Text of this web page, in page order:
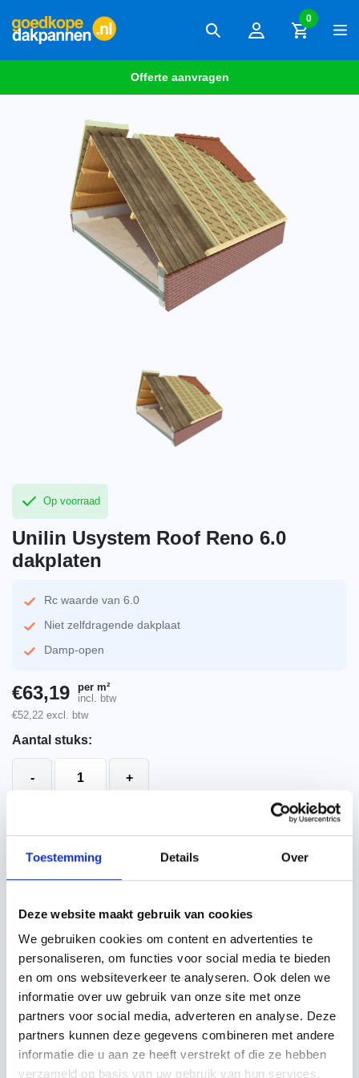
Toestemming Details Over
Deze website maakt gebruik van cookies
We gebruiken cookies om content en advertenties te
personaliseren, om functies voor social media te bieden
en om ons websiteverkeer te analyseren. Ook delen we
informatie over uw gebruik van onze site met onze
partners voor social media, adverteren en analyse. Deze
partners kunnen deze gegevens combineren met andere
informatie die u aan ze heeft verstrekt of die ze hebben
verzameld op basis van uw gebruik van hun services.
0
Offerte aanvragen
Op voorraad
Unilin Usystem Roof Reno 6.0
dakplaten
Rc waarde van 6.0
Niet zelfdragende dakplaat
Damp-open
€63,19
per m²
incl. btw
€52,22 excl. btw
Aantal stuks:
-
+
Offerte aanvragen
Specificaties Beschrijving Technisch handboek
Merk Unilin
Soort
Bevestiging dakplaat Op bestaand dakbeschot